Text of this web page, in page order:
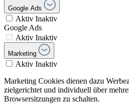
Google Ads
Aktiv Inaktiv
Google Ads
Aktiv Inaktiv
Marketing
Aktiv Inaktiv
Marketing Cookies dienen dazu
zielgerichtet und individuell über
Browsersitzungen zu schalten.